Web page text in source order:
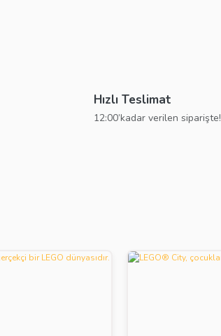
Hızlı Teslimat
12:00’kadar verilen siparişte!